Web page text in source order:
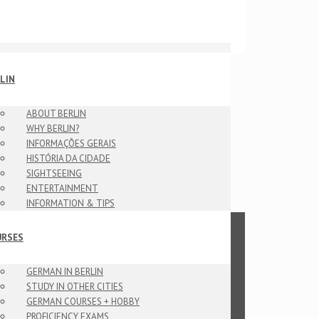
ABOUT BERLIN
WHY BERLIN?
INFORMAÇÕES GERAIS
HISTÓRIA DA CIDADE
SIGHTSEEING
ENTERTAINMENT
INFORMATION & TIPS
GERMAN IN BERLIN
STUDY IN OTHER CITIES
GERMAN COURSES + HOBBY
PROFICIENCY EXAMS